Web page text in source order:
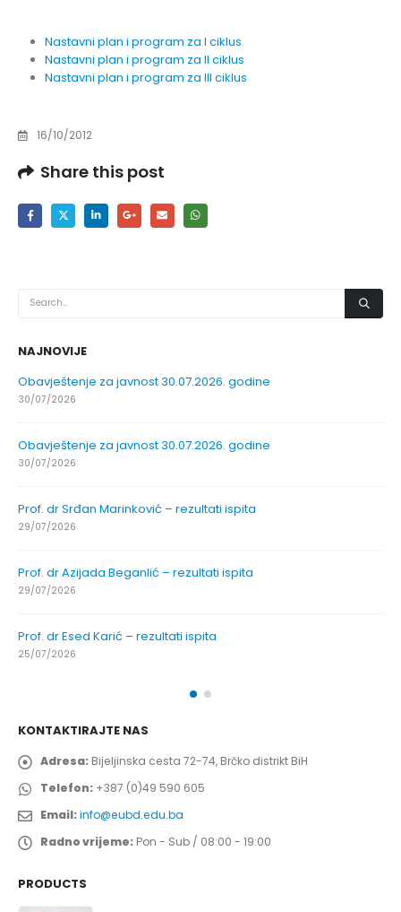
Nastavni plan i program za I ciklus
Nastavni plan i program za II ciklus
Nastavni plan i program za III ciklus
16/10/2012
Share this post
NAJNOVIJE
Obavještenje za javnost 30.07.2026. godine
30/07/2026
Obavještenje za javnost 30.07.2026. godine
30/07/2026
Prof. dr Srđan Marinković – rezultati ispita
29/07/2026
Prof. dr Azijada Beganlić – rezultati ispita
29/07/2026
Prof. dr Esed Karić – rezultati ispita
25/07/2026
KONTAKTIRAJTE NAS
Adresa: Bijeljinska cesta 72-74, Brčko distrikt BiH
Telefon: +387 (0)49 590 605
Email:info@eubd.edu.ba
Radno vrijeme: Pon - Sub / 08:00 - 19:00
PRODUCTS